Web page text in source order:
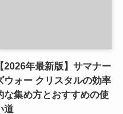
【2026年最新版】サマナー
ウォー クリスタルの効率
な集め方とおすすめの使
道